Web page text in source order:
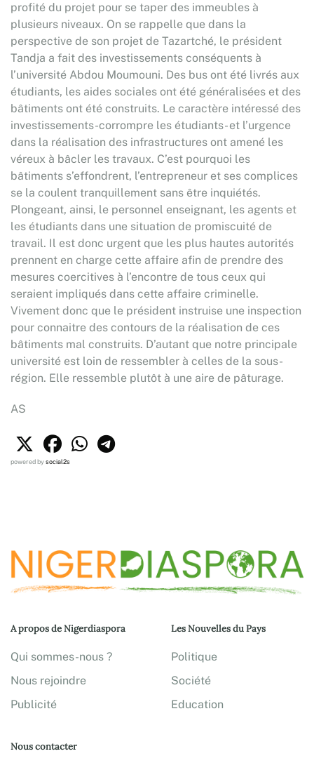
profité du projet pour se taper des immeubles à
plusieurs niveaux. On se rappelle que dans la
perspective de son projet de Tazartché, le président
Tandja a fait des investissements conséquents à
l’université Abdou Moumouni. Des bus ont été livrés aux
étudiants, les aides sociales ont été généralisées et des
bâtiments ont été construits. Le caractère intéressé des
investissements-corrompre les étudiants- et l’urgence
dans la réalisation des infrastructures ont amené les
véreux à bâcler les travaux. C’est pourquoi les
bâtiments s’effondrent, l’entrepreneur et ses complices
se la coulent tranquillement sans être inquiétés.
Plongeant, ainsi, le personnel enseignant, les agents et
les étudiants dans une situation de promiscuité de
travail. Il est donc urgent que les plus hautes autorités
prennent en charge cette affaire afin de prendre des
mesures coercitives à l’encontre de tous ceux qui
seraient impliqués dans cette affaire criminelle.
Vivement donc que le président instruise une inspection
pour connaitre des contours de la réalisation de ces
bâtiments mal construits. D’autant que notre principale
université est loin de ressembler à celles de la sous-
région. Elle ressemble plutôt à une aire de pâturage.
AS
powered bysocial2s
A propos de Nigerdiaspora
Qui sommes-nous ?
Nous rejoindre
Publicité
Les Nouvelles du Pays
Politique
Société
Education
Nous contacter